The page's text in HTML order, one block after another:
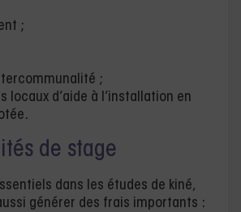
;
;
locaux d’aide à l’installation en
de stage
dans les études de kiné,
générer des frais importants :